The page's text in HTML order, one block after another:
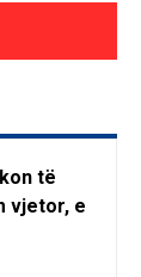
të
vjetor, e